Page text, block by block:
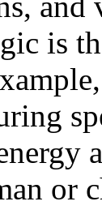
is
or